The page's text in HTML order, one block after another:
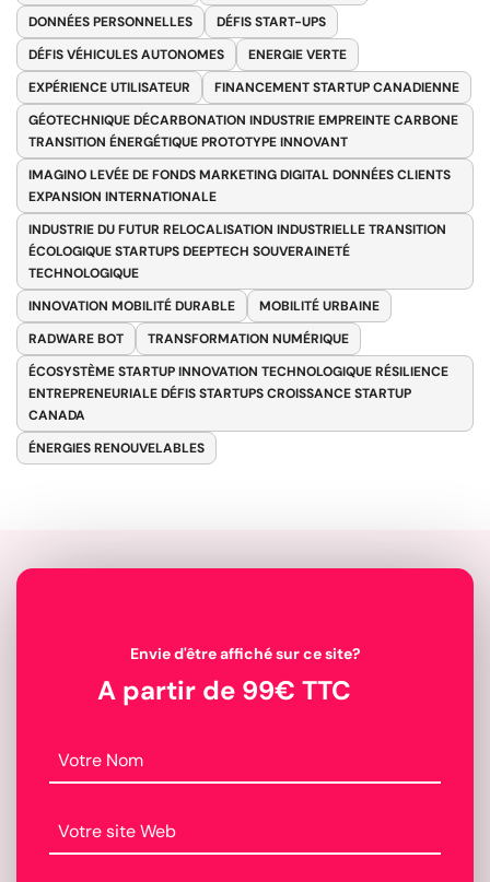
DONNÉES PERSONNELLES
DÉFIS START-UPS
DÉFIS VÉHICULES AUTONOMES
ENERGIE VERTE
EXPÉRIENCE UTILISATEUR
FINANCEMENT STARTUP CANADIENNE
GÉOTECHNIQUE DÉCARBONATION INDUSTRIE EMPREINTE CARBONE
TRANSITION ÉNERGÉTIQUE PROTOTYPE INNOVANT
IMAGINO LEVÉE DE FONDS MARKETING DIGITAL DONNÉES CLIENTS
EXPANSION INTERNATIONALE
INDUSTRIE DU FUTUR RELOCALISATION INDUSTRIELLE TRANSITION
ÉCOLOGIQUE STARTUPS DEEPTECH SOUVERAINETÉ
TECHNOLOGIQUE
INNOVATION MOBILITÉ DURABLE
MOBILITÉ URBAINE
RADWARE BOT
TRANSFORMATION NUMÉRIQUE
ÉCOSYSTÈME STARTUP INNOVATION TECHNOLOGIQUE RÉSILIENCE
ENTREPRENEURIALE DÉFIS STARTUPS CROISSANCE STARTUP
CANADA
ÉNERGIES RENOUVELABLES
Envie d'être affiché sur ce site?
A partir de 99€ TTC